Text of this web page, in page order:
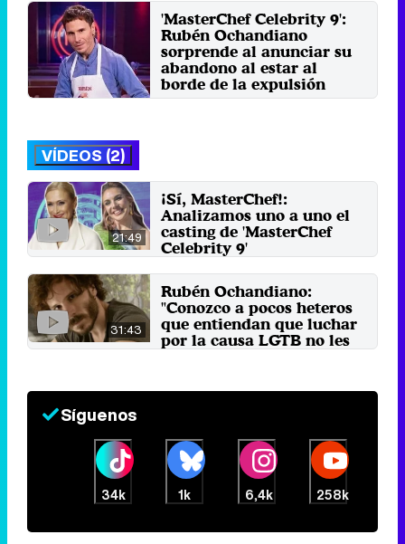
'MasterChef Celebrity 9':
Rubén Ochandiano
sorprende al anunciar su
abandono al estar al
borde de la expulsión
Martes 1 Octubre 2024 02:14
VÍDEOS (2)
21:49
¡Sí, MasterChef!:
Analizamos uno a uno el
casting de 'MasterChef
Celebrity 9'
31:43
Rubén Ochandiano:
"Conozco a pocos heteros
que entiendan que luchar
por la causa LGTB no les
hace sospechosos"
Síguenos
34k 1k 6,4k 258k